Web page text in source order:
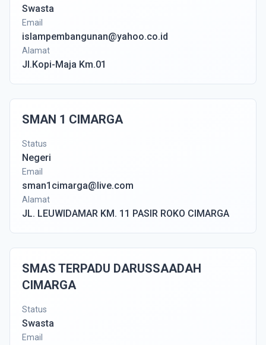
Swasta
Email
islampembangunan@yahoo.co.id
Alamat
Jl.Kopi-Maja Km.01
SMAN 1 CIMARGA
Status
Negeri
Email
sman1cimarga@live.com
Alamat
JL. LEUWIDAMAR KM. 11 PASIR ROKO CIMARGA
SMAS TERPADU DARUSSAADAH
CIMARGA
Status
Swasta
Email